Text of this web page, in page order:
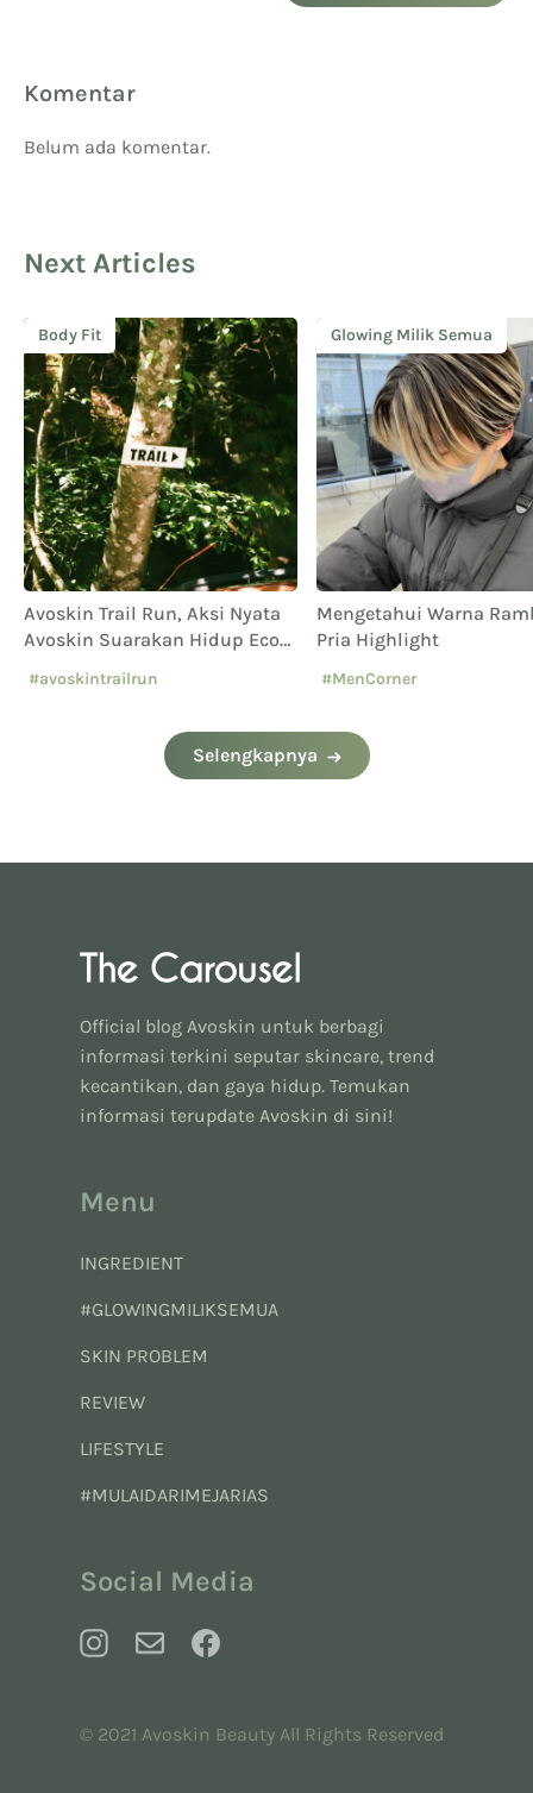
Komentar
Belum ada komentar.
Next Articles
Body Fit
Avoskin Trail Run, Aksi Nyata
Avoskin Suarakan Hidup Eco
#avoskintrailrun
Glowing Milik Semua
Mengetahui Warna
Pria Highlight
#MenCorner
Selengkapnya
Official blog Avoskin untuk berbagi
informasi terkini seputar skincare, trend
kecantikan, dan gaya hidup. Temukan
informasi terupdate Avoskin di sini!
Menu
INGREDIENT
#GLOWINGMILIKSEMUA
SKIN PROBLEM
REVIEW
LIFESTYLE
#MULAIDARIMEJARIAS
Social Media
© 2021 Avoskin Beauty All Rights Reserved